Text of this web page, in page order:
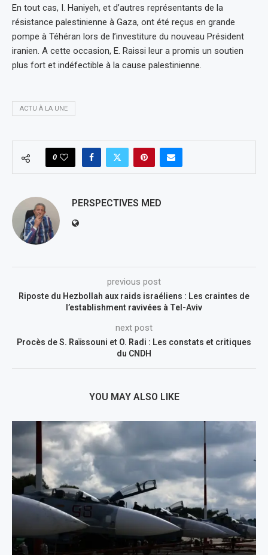
En tout cas, I. Haniyeh, et d’autres représentants de la
résistance palestinienne à Gaza, ont été reçus en grande
pompe à Téhéran lors de l’investiture du nouveau Président
iranien. A cette occasion, E. Raissi leur a promis un soutien
plus fort et indéfectible à la cause palestinienne.
ACTU À LA UNE
0
PERSPECTIVES MED
previous post
Riposte du Hezbollah aux raids israéliens : Les craintes de
l’establishment ravivées à Tel-Aviv
next post
Procès de S. Raïssouni et O. Radi : Les constats et critiques
du CNDH
YOU MAY ALSO LIKE